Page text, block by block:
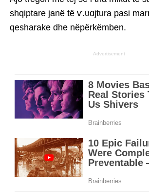
shqiptare janë të ѵ.υɑjtura pasi
qesharake dhe nëpërkëmben.
Advertisement